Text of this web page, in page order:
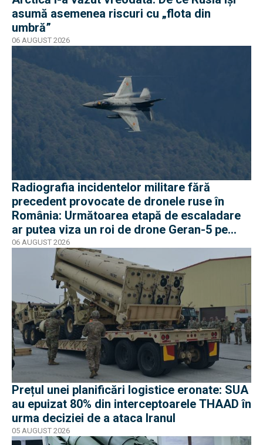
asumă asemenea riscuri cu „flota din
umbră”
06 AUGUST 2026
Radiografia incidentelor militare fără
precedent provocate de dronele ruse în
România: Următoarea etapă de escaladare
ar putea viza un roi de drone Geran-5 pe
direcția Galați-Reni
06 AUGUST 2026
Prețul unei planificări logistice eronate: SUA
au epuizat 80% din interceptoarele THAAD în
urma deciziei de a ataca Iranul
05 AUGUST 2026